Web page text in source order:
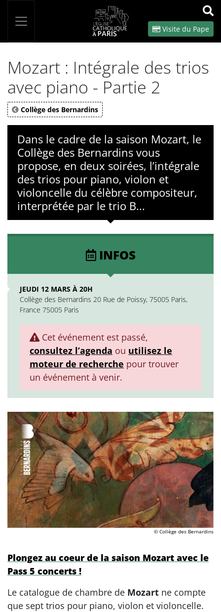
OK
Visite du Pape
Mozart : Intégrale des trios
avec piano - Partie 2
Collège des Bernardins
Dans le cadre de la saison Mozart, le
Collège des Bernardins vous
propose, en deux soirées, l’intégrale
des trios pour piano, violon et
violoncelle du célèbre compositeur,
interprétée par le trio B...
INFOS
JEUDI 12 MARS À 20H
Collège des Bernardins 20 Rue de Poissy, 75005 Paris,
France 75005 Paris
Cet événement est passé,
consultez l’agenda ou utilisez le
moteur de recherche pour trouver
un événement à venir.
© Collège des Bernardins
Plongez au coeur de la saison Mozart avec le
Pass 5 concerts !
Le catalogue de chambre de Mozart ne compte
que sept trios pour piano, violon et violoncelle.
Panneau de gestion des cookies